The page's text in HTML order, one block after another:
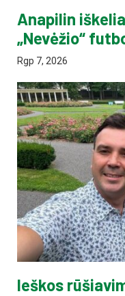
Anapilin
„Nevėžio“
Rgp 7, 2026
Ieškos